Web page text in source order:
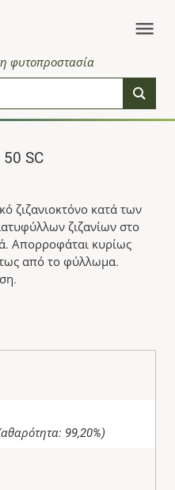
φυτοπροστασία
50 SC
ζιζανιοκτόνο κατά των
ζιζανίων στο
Απορροφάται κυρίως
από το φύλλωμα.
99,20%)